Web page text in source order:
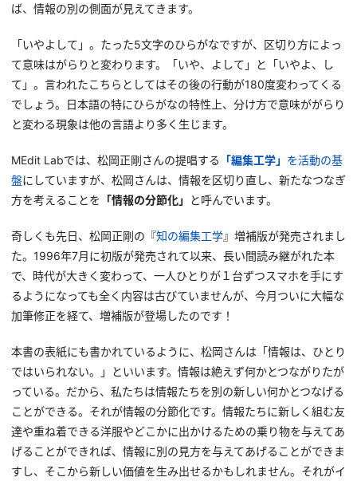
ば、情報の別の側面が見えてきます。
「いやよして」。たった5文字のひらがなですが、区切り方によっ
て意味はがらりと変わります。「いや、よして」と「いやよ、し
て」。言われたこちらとしてはその後の行動が180度変わってくる
でしょう。日本語の特にひらがなの特性上、分け方で意味ががらり
と変わる現象は他の言語より多く生じます。
MEdit Labでは、松岡正剛さんの提唱する 「編集工学」 を活動の基
盤にしていますが、松岡さんは、情報を区切り直し、新たなつなぎ
方を考えることを 「情報の分節化」 と呼んでいます。
奇しくも先日、松岡正剛の『知の編集工学』増補版が発売されまし
た。1996年7月に初版が発売されて以来、長い間読み継がれた本
で、時代が大きく変わって、一人ひとりが１台ずつスマホを手にす
るようになっても全く内容は古びていませんが、今月ついに大幅な
加筆修正を経て、増補版が登場したのです！
本書の表紙にも書かれているように、松岡さんは「情報は、ひとり
ではいられない。」といいます。情報は絶えず何かとつながりたが
っている。だから、私たちは情報たちを別の新しい何かとつなげる
ことができる。それが情報の分節化です。情報たちに新しく組む友
達や重ね着できる洋服やどこかに出かけるための乗り物を与えてあ
げることができれば、情報に別の見方を与えてあげることができま
すし、そこから新しい価値を生み出せるかもしれません。それがイ